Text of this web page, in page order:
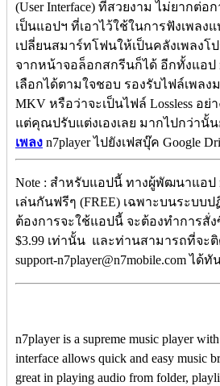
(User Interface) ที่สวยงาม ไม่ยากต่
เป็นแอปฯ ที่เอาไว้ใช้ในการฟังเพล
เปลี่ยนสมาร์ทโฟนให้เป็นคลังเพลงโ
จากหน้าจอล็อกสกรีนก็ได้ อีกทั้งแอป
เลือกได้ตามใจชอบ รองรับไฟล์เพลง
MKV หรือว่าจะเป็นไฟล์ Lossless อ
แต่คุณปรับแต่งเองเลย มากไปกว่านั้น
เพลง n7player ไปยังเฟสบุ๊ค Google
Note : สำหรับแอปนี้ ทางผู้พัฒนาแอป
เล่นกันฟรีๆ (FREE) เฉพาะบนระบ
ต้องการจะใช้แอปนี้ จะต้องทำการสั่
$3.99 เท่านั้น และท่านสามารถที่จะ
support-n7player@n7mobile.com ได้ทั
n7player is a supreme music player
interface allows quick and easy music
great in playing audio from folder,